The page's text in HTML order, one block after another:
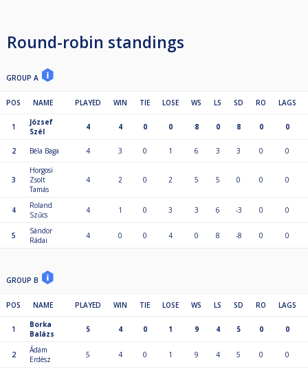
Round-robin standings
GROUP A
POS NAME PLAYED WIN TIE LOSE WS LS SD RO LAGS
1
József
Szél
4 4 0 0 8 0 8 0 0
2 Béla Baga 4 3 0 1 6 3 3 0 0
3
Horgosi
Zsolt
Tamás
4 2 0 2 5 5 0 0 0
4
Roland
Szűcs
4 1 0 3 3 6 -3 0 0
5
Sándor
Rádai
4 0 0 4 0 8 -8 0 0
GROUP B
POS NAME PLAYED WIN TIE LOSE WS LS SD RO LAGS
1
Borka
Balázs
5 4 0 1 9 4 5 0 0
2
Ádám
Erdész
5 4 0 1 9 4 5 0 0